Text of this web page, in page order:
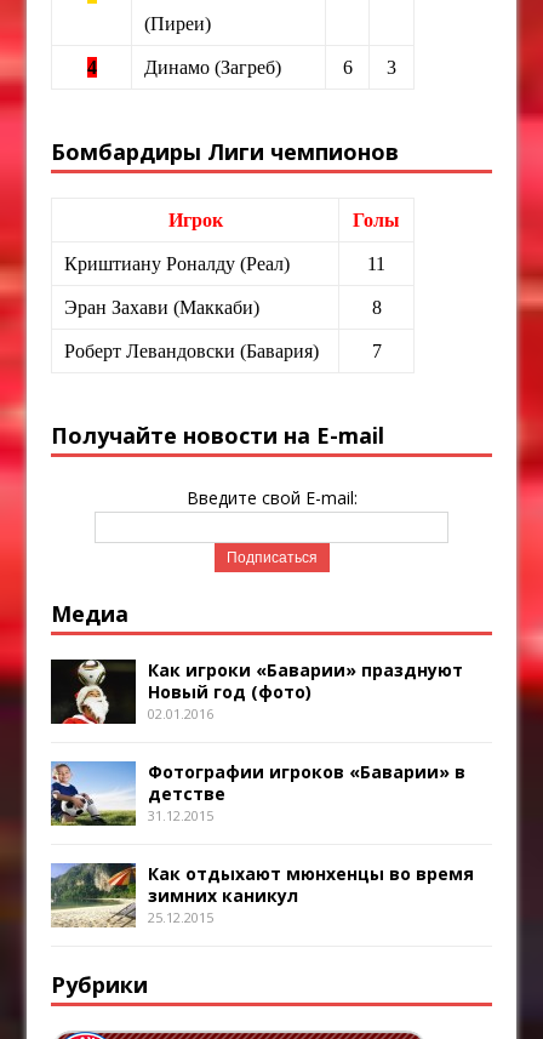
(Пиреи)
4 Динамо (Загреб) 6 3
Бомбардиры Лиги чемпионов
Игрок Голы
Криштиану Роналду (Реал) 11
Эран Захави (Маккаби) 8
Роберт Левандовски (Бавария) 7
Получайте новости на E-mail
Введите свой E-mail:
Медиа
Как игроки «Баварии» празднуют
Новый год (фото)
02.01.2016
Фотографии игроков «Баварии» в
детстве
31.12.2015
Как отдыхают мюнхенцы во время
зимних каникул
25.12.2015
Рубрики